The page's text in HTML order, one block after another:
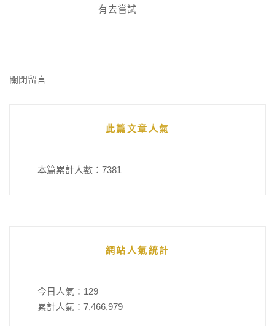
有去嘗試
關閉留言
此篇文章人氣
本篇累計人數： 7381
網站人氣統計
今日人氣： 129
累計人氣： 7,466,979